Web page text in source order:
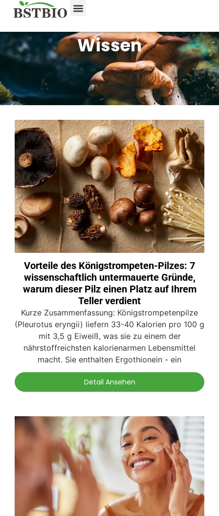
Wissen
Vorteile des Königstrompeten-Pilzes: 7
wissenschaftlich untermauerte Gründe,
warum dieser Pilz einen Platz auf Ihrem
Teller verdient
Kurze Zusammenfassung: Königstrompetenpilze
(Pleurotus eryngii) liefern 33-40 Kalorien pro 100 g
mit 3,5 g Eiweiß, was sie zu einem der
nährstoffreichsten kalorienarmen Lebensmittel
macht. Sie enthalten Ergothionein - ein
Detail Ansehen